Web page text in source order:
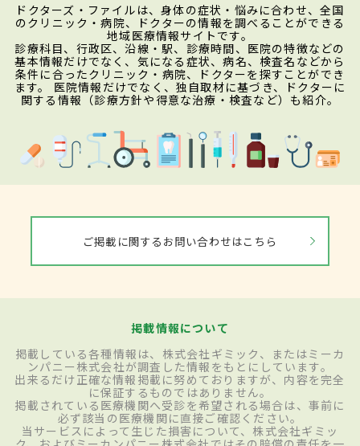
ドクターズ・ファイルは、身体の症状・悩みに合わせ、全国
のクリニック・病院、ドクターの情報を調べることができる
地域医療情報サイトです。
診療科目、行政区、沿線・駅、診療時間、医院の特徴などの
基本情報だけでなく、気になる症状、病名、検査名などから
条件に合ったクリニック・病院、ドクターを探すことができ
ます。 医院情報だけでなく、独自取材に基づき、ドクターに
関する情報（診療方針や得意な治療・検査など）も紹介。
ご掲載に関するお問い合わせはこちら
掲載情報について
掲載している各種情報は、株式会社ギミック、またはミーカ
ンパニー株式会社が調査した情報をもとにしています。
出来るだけ正確な情報掲載に努めておりますが、内容を完全
に保証するものではありません。
掲載されている医療機関へ受診を希望される場合は、事前に
必ず該当の医療機関に直接ご確認ください。
当サービスによって生じた損害について、株式会社ギミッ